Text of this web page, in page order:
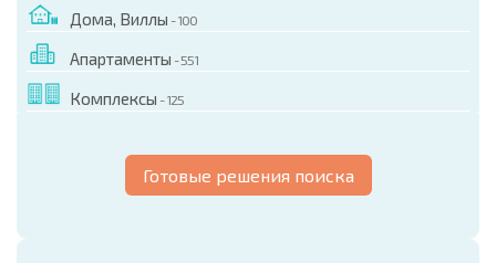
Дома, Виллы - 100
Апартаменты - 551
Комплексы - 125
Готовые решения поиска